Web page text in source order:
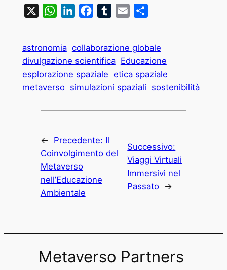
WhatsAppLinkedInFacebookTumblrEmail
astronomia collaborazione globale
divulgazione scientifica Educazione
esplorazione spaziale etica spaziale
metaverso simulazioni spaziali sostenibilità
← Precedente: Il
Coinvolgimento del
Metaverso
nell’Educazione
Ambientale
Successivo:
Viaggi Virtuali
Immersivi nel
Passato →
Metaverso Partners